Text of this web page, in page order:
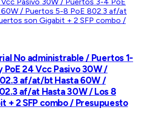
No administrable / Puertos 1-
PoE 24 Vcc Pasivo 30W /
af/at/bt Hasta 60W /
af/at Hasta 30W / Los 8
+ 2 SFP combo / Presupuesto